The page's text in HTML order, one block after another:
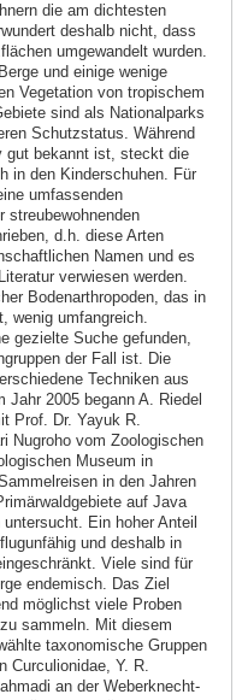
die am dichtesten
deshalb nicht, dass
umgewandelt wurden.
und einige wenige
Vegetation von tropischem
sind als Nationalparks
Schutzstatus. Während
gut bekannt ist, steckt die
in den Kinderschuhen. Für
umfassenden
streubewohnenden
d.h. diese Arten
Namen und es
verwiesen werden.
Bodenarthropoden, das in
wenig umfangreich.
gezielte Suche gefunden,
der Fall ist. Die
Techniken aus
Jahr 2005 begann A. Riedel
Prof. Dr. Yayuk R.
Nugroho vom Zoologischen
Museum in
in den Jahren
auf Java
Ein hoher Anteil
und deshalb in
Viele sind für
endemisch. Das Ziel
möglichst viele Proben
sammeln. Mit diesem
taxonomische Gruppen
Curculionidae, Y. R.
an der Weberknecht-